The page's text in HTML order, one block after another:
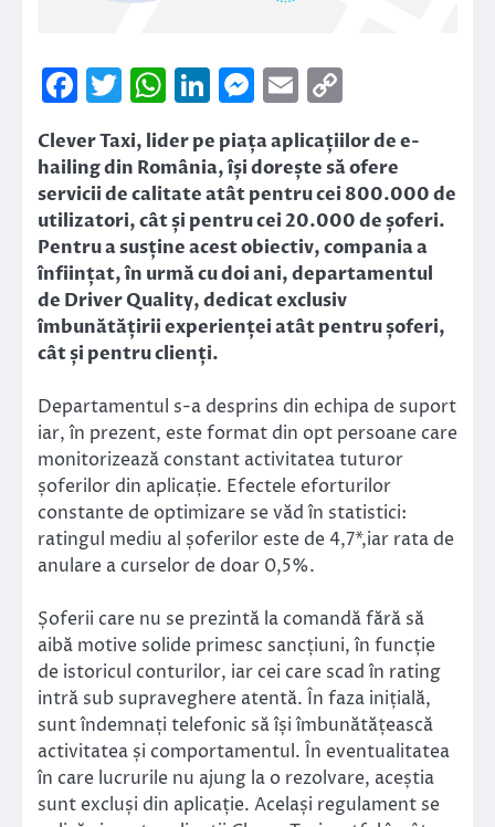
Facebook
Twitter
WhatsApp
LinkedIn
Messenger
Email
Link
Clever Taxi, lider pe piața aplicațiilor de e-
hailing din România, își dorește să ofere
servicii de calitate atât pentru cei 800.000 de
utilizatori, cât și pentru cei 20.000 de șoferi.
Pentru a susține acest obiectiv, compania a
înființat, în urmă cu doi ani, departamentul
de Driver Quality, dedicat exclusiv
îmbunătățirii experienței atât pentru șoferi,
cât și pentru clienți.
Departamentul s-a desprins din echipa de suport
iar, în prezent, este format din opt persoane care
monitorizează constant activitatea tuturor
șoferilor din aplicație. Efectele eforturilor
constante de optimizare se văd în statistici:
ratingul mediu al șoferilor este de 4,7*,iar rata de
anulare a curselor de doar 0,5%.
Șoferii care nu se prezintă la comandă fără să
aibă motive solide primesc sancțiuni, în funcție
de istoricul conturilor, iar cei care scad în rating
intră sub supraveghere atentă. În faza inițială,
sunt îndemnați telefonic să își îmbunătățească
activitatea și comportamentul. În eventualitatea
în care lucrurile nu ajung la o rezolvare, aceștia
sunt excluși din aplicație. Același regulament se